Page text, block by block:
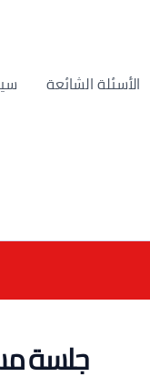
الأسئلة الشائعة
جلسة